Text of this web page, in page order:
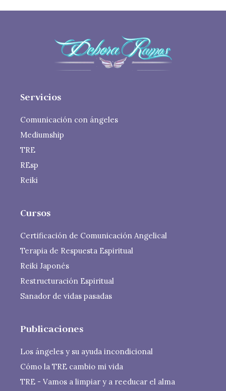
Servicios
Comunicación con ángeles
Mediumship
TRE
REsp
Reiki
Cursos
Certificación de Comunicación Angelical
Terapia de Respuesta Espiritual
Reiki Japonés
Restructuración Espiritual
Sanador de vidas pasadas
Publicaciones
Los ángeles y su ayuda incondicional
Cómo la TRE cambio mi vida
TRE - Vamos a limpiar y a reeducar el alma